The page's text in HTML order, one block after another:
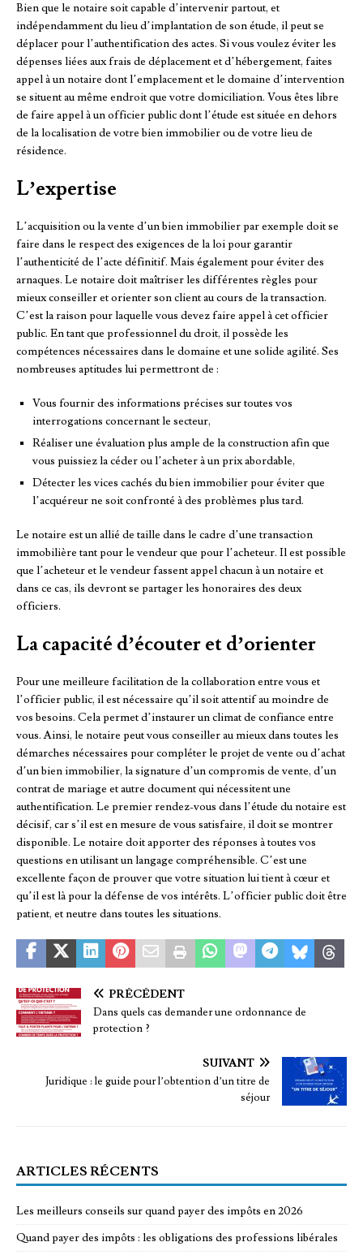
Bien que le notaire soit capable d’intervenir partout, et
indépendamment du lieu d’implantation de son étude, il peut se
déplacer pour l’authentification des actes. Si vous voulez éviter les
dépenses liées aux frais de déplacement et d’hébergement, faites
appel à un notaire dont l’emplacement et le domaine d’intervention
se situent au même endroit que votre domiciliation. Vous êtes libre
de faire appel à un officier public dont l’étude est située en dehors
de la localisation de votre bien immobilier ou de votre lieu de
résidence.
L’expertise
L’acquisition ou la vente d’un bien immobilier par exemple doit se
faire dans le respect des exigences de la loi pour garantir
l’authenticité de l’acte définitif. Mais également pour éviter des
arnaques. Le notaire doit maîtriser les différentes règles pour
mieux conseiller et orienter son client au cours de la transaction.
C’est la raison pour laquelle vous devez faire appel à cet officier
public. En tant que professionnel du droit, il possède les
compétences nécessaires dans le domaine et une solide agilité. Ses
nombreuses aptitudes lui permettront de :
Vous fournir des informations précises sur toutes vos
interrogations concernant le secteur,
Réaliser une évaluation plus ample de la construction afin que
vous puissiez la céder ou l’acheter à un prix abordable,
Détecter les vices cachés du bien immobilier pour éviter que
l’acquéreur ne soit confronté à des problèmes plus tard.
Le notaire est un allié de taille dans le cadre d’une transaction
immobilière tant pour le vendeur que pour l’acheteur. Il est possible
que l’acheteur et le vendeur fassent appel chacun à un notaire et
dans ce cas, ils devront se partager les honoraires des deux
officiers.
La capacité d’écouter et d’orienter
Pour une meilleure facilitation de la collaboration entre vous et
l’officier public, il est nécessaire qu’il soit attentif au moindre de
vos besoins. Cela permet d’instaurer un climat de confiance entre
vous. Ainsi, le notaire peut vous conseiller au mieux dans toutes les
démarches nécessaires pour compléter le projet de vente ou d’achat
d’un bien immobilier, la signature d’un compromis de vente, d’un
contrat de mariage et autre document qui nécessitent une
authentification. Le premier rendez-vous dans l’étude du notaire est
décisif, car s’il est en mesure de vous satisfaire, il doit se montrer
disponible. Le notaire doit apporter des réponses à toutes vos
questions en utilisant un langage compréhensible. C’est une
excellente façon de prouver que votre situation lui tient à cœur et
qu’il est là pour la défense de vos intérêts. L’officier public doit être
patient, et neutre dans toutes les situations.
PRÉCÉDENT
Dans quels cas demander une ordonnance de
protection ?
SUIVANT
Juridique : le guide pour l’obtention d’un titre de
séjour
ARTICLES RÉCENTS
Les meilleurs conseils sur quand payer des impôts en 2026
Quand payer des impôts : les obligations des professions libérales